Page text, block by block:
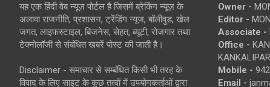
यह एक हिंदी वेब न्यूज़ पोर्टल है जिसमें ब्रेकिंग न्यूज़ के
अलावा राजनीति, प्रशासन, ट्रेंडिंग न्यूज, बॉलीवुड, खेल
जगत, लाइफस्टाइल, बिजनेस, सेहत, ब्यूटी, रोजगार तथा
टेक्नोलॉजी से संबंधित खबरें पोस्ट की जाती है।
Disclaimer - समाचार से सम्बंधित किसी भी तरह के
विवाद के लिए साइट के कुछ तत्वों में उपयोगकर्ताओं द्वारा
Owner -
Editor -
Associate -
Office -
Mobile -
Email -